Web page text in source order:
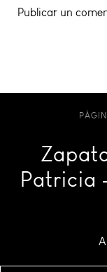
Publicar un
Patricia